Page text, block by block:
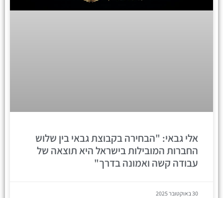
אלי גבאי: "הבחירה בקבוצת גבאי בין שלוש
החברות המובילות בישראל היא תוצאה של
עבודה קשה ואמונה בדרך"
30 באוקטובר 2025